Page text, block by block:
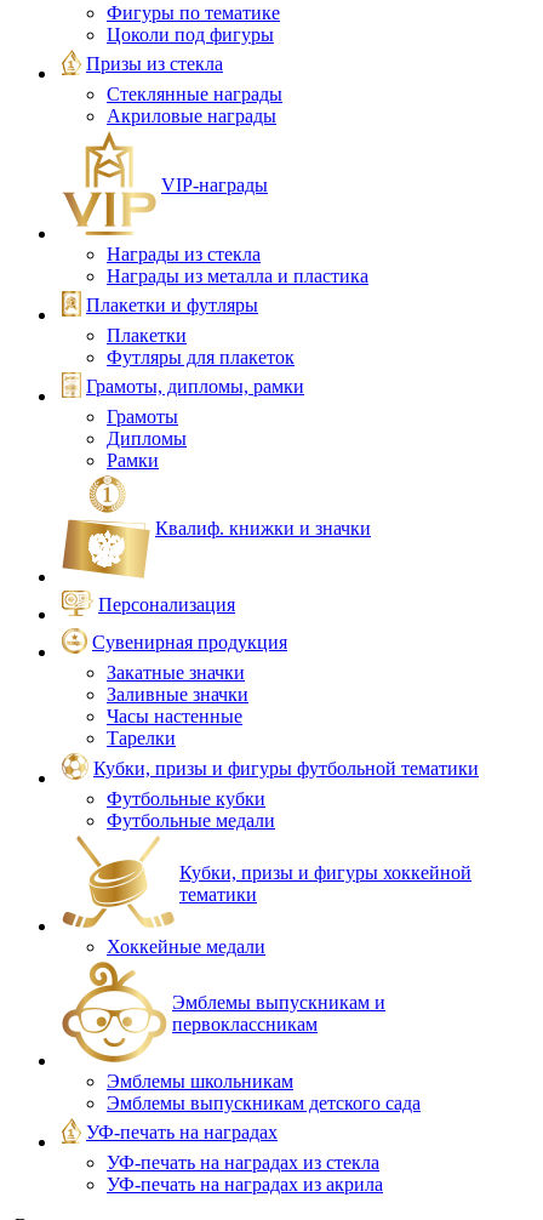
Фигуры по тематике
Цоколи под фигуры
Призы из стекла
Стеклянные награды
Акриловые награды
VIP‑награды
Награды из стекла
Награды из металла и пластика
Плакетки и футляры
Плакетки
Футляры для плакеток
Грамоты, дипломы, рамки
Грамоты
Дипломы
Рамки
Квалиф. книжки и значки
Персонализация
Сувенирная продукция
Закатные значки
Заливные значки
Часы настенные
Тарелки
Кубки, призы и фигуры футбольной тематики
Футбольные кубки
Футбольные медали
Кубки, призы и фигуры хоккейной
тематики
Хоккейные медали
Эмблемы выпускникам и
первоклассникам
Эмблемы школьникам
Эмблемы выпускникам детского сада
УФ-печать на наградах
УФ‑печать на наградах из стекла
УФ-печать на наградах из акрила